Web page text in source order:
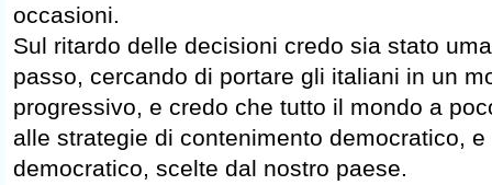
occasioni.
Sul ritardo delle decisioni credo sia stato
passo, cercando di portare gli italiani in un
progressivo, e credo che tutto il mondo a
alle strategie di contenimento democratico,
democratico, scelte dal nostro paese.